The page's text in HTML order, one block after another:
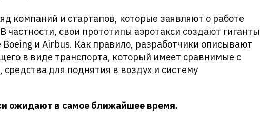
компаний и стартапов, которые заявляют о работе
свои прототипы аэротакси создают гиганты
и Airbus. Как правило, разработчики описывают
в виде транспорта, который имеет сравнимые с
для поднятия в воздух и систему
ожидают в самое ближайшее время.